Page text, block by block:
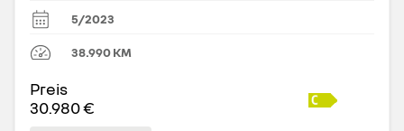
5/2023
38.990KM
Preis
30.980 €